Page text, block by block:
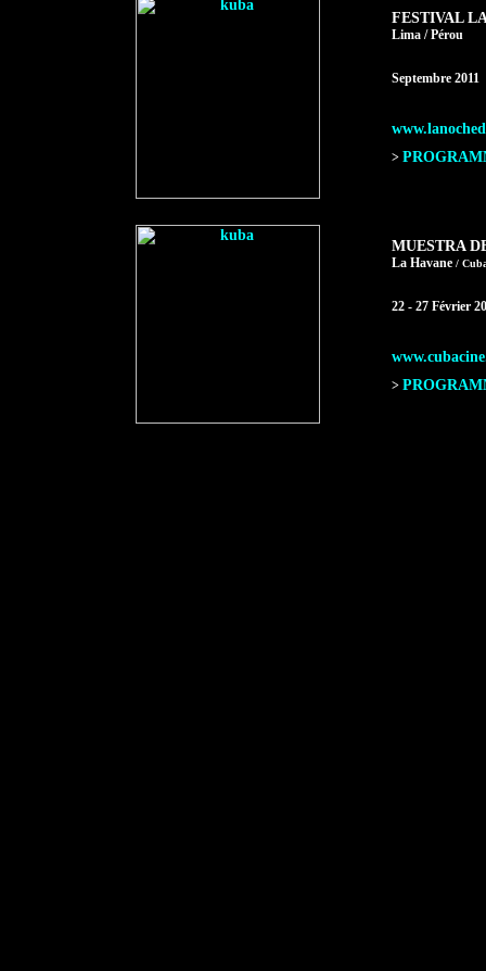
FESTIVAL
Lima / Pérou
Septembre 2011
>
MUESTRA
La Havane/
22 - 27 Février
>